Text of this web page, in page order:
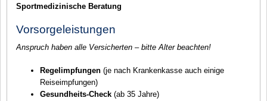
Sportmedizinische Beratung
Vorsorgeleistungen
Anspruch haben alle Versicherten – bitte Alter beachten!
Regelimpfungen(je nach Krankenkasse auch einige
Reiseimpfungen)
Gesundheits-Check(ab 35 Jahre)